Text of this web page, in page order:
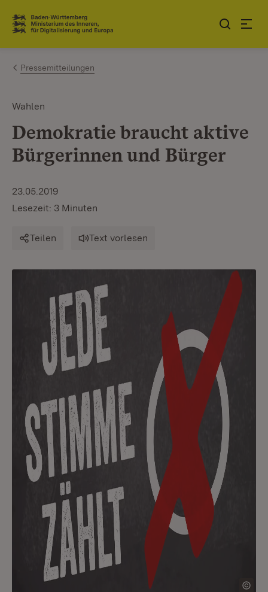
Zum Inhalt springen
Link zur Startseite
Pressemitteilungen
Wahlen
Demokratie braucht aktive
Bürgerinnen und Bürger
23.05.2019
Lesezeit: 3 Minuten
Teilen Text vorlesen